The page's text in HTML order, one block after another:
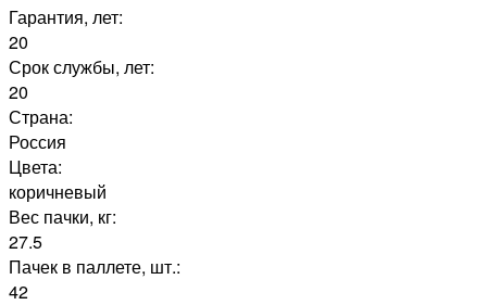
Гарантия, лет:
20
Срок службы, лет:
20
Страна:
Россия
Цвета:
коричневый
Вес пачки, кг:
27.5
Пачек в паллете, шт.:
42